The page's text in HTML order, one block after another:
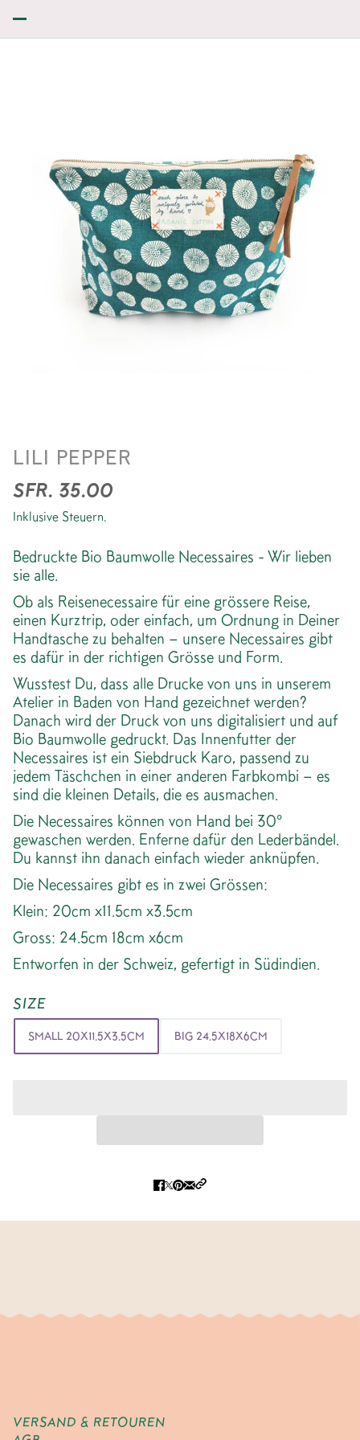
*MY GREEN DAISY*
LILI PEPPER
SFR. 35.00
Inklusive Steuern.
Bedruckte Bio Baumwolle Necessaires - Wir lieben
sie alle.
Ob als Reisenecessaire für eine grössere Reise,
einen Kurztrip, oder einfach, um Ordnung in Deiner
Handtasche zu behalten – unsere Necessaires gibt
es dafür in der richtigen Grösse und Form.
Wusstest Du, dass alle Drucke von uns in unserem
Atelier in Baden von Hand gezeichnet werden?
Danach wird der Druck von uns digitalisiert und auf
Bio Baumwolle gedruckt. Das Innenfutter der
Necessaires ist ein Siebdruck Karo, passend zu
jedem Täschchen in einer anderen Farbkombi – es
sind die kleinen Details, die es ausmachen.
Die Necessaires können von Hand bei 30°
gewaschen werden. Enferne dafür den Lederbändel.
Du kannst ihn danach einfach wieder anknüpfen.
Die Necessaires gibt es in zwei Grössen:
Klein: 20cm x11.5cm x3.5cm
Gross: 24.5cm 18cm x6cm
Entworfen in der Schweiz, gefertigt in Südindien.
SIZE
SMALL 20X11.5X3.5CM BIG 24.5X18X6CM
VERSAND & RETOUREN